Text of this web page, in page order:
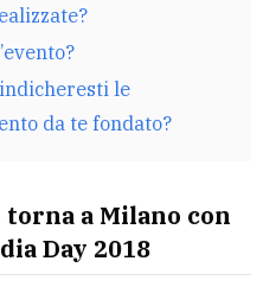
le
da te fondato?
a Milano con
Day 2018